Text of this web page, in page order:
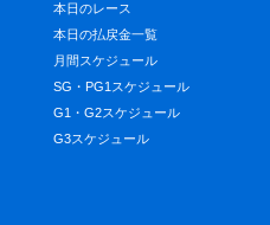
本日のレース
本日の払戻金一覧
月間スケジュール
SG・PG1スケジュール
G1・G2スケジュール
G3スケジュール